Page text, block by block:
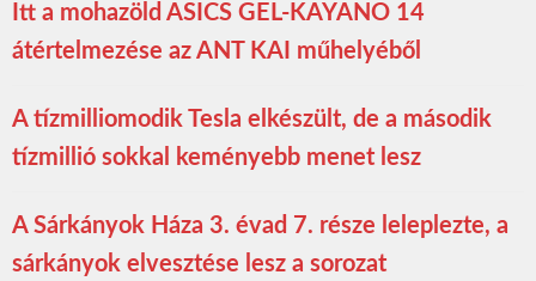
Itt a mohazöld ASICS GEL-KAYANO 14
átértelmezése az ANT KAI műhelyéből
A tízmilliomodik Tesla elkészült, de a második
tízmillió sokkal keményebb menet lesz
A Sárkányok Háza 3. évad 7. része leleplezte, a
sárkányok elvesztése lesz a sorozat